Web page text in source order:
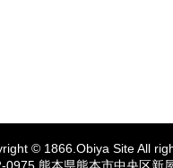
© 1866. Obiya Site All